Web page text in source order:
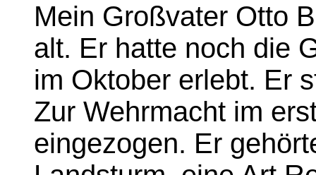
Mein Großvater Otto
alt. Er hatte noch die
im Oktober erlebt. Er
Zur Wehrmacht im
eingezogen. Er